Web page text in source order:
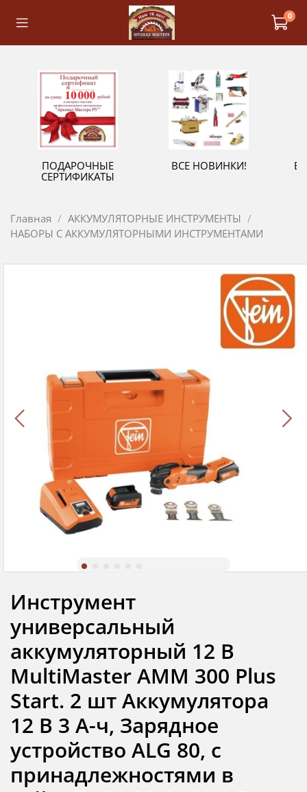
0
ПОДАРОЧНЫЕ
СЕРТИФИКАТЫ
ВСЕ НОВИНКИ!
Главная
АККУМУЛЯТОРНЫЕ ИНСТРУМЕНТЫ
НАБОРЫ С АККУМУЛЯТОРНЫМИ ИНСТРУМЕНТАМИ
Инструмент
универсальный
аккумуляторный 12 В
MultiMaster AMM 300 Plus
Start. 2 шт Аккумулятора
12 В 3 А-ч, Зарядное
устройство ALG 80, с
принадлежностями в